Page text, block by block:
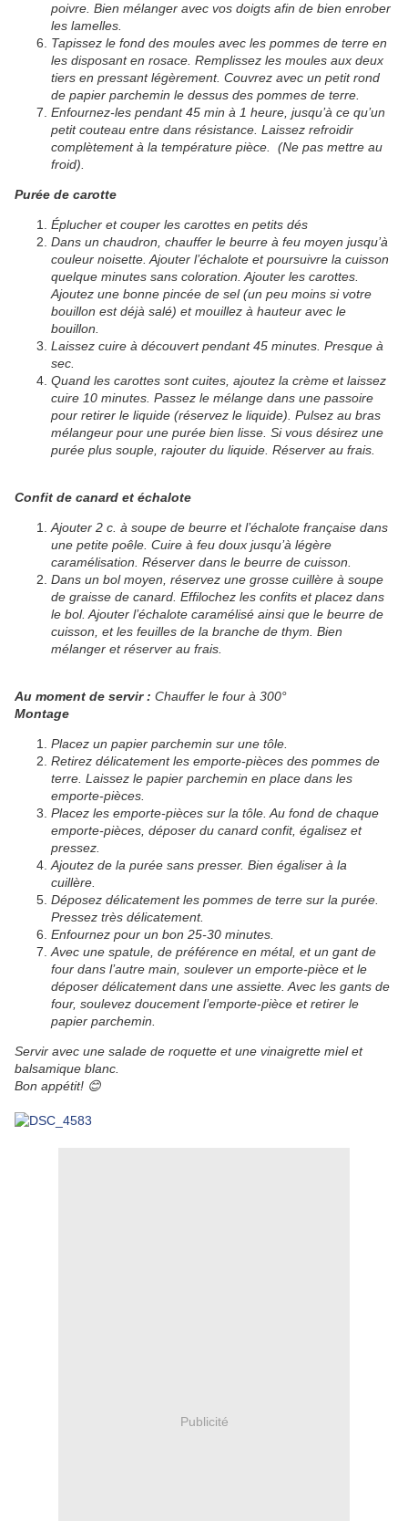
poivre. Bien mélanger avec vos doigts afin de bien enrober
les lamelles.
Tapissez le fond des moules avec les pommes de terre en
les disposant en rosace. Remplissez les moules aux deux
tiers en pressant légèrement. Couvrez avec un petit rond
de papier parchemin le dessus des pommes de terre.
Enfournez-les pendant 45 min à 1 heure, jusqu’à ce qu’un
petit couteau entre dans résistance. Laissez refroidir
complètement à la température pièce. (Ne pas mettre au
froid).
Purée de carotte
Éplucher et couper les carottes en petits dés
Dans un chaudron, chauffer le beurre à feu moyen jusqu’à
couleur noisette. Ajouter l’échalote et poursuivre la cuisson
quelque minutes sans coloration. Ajouter les carottes.
Ajoutez une bonne pincée de sel (un peu moins si votre
bouillon est déjà salé) et mouillez à hauteur avec le
bouillon.
Laissez cuire à découvert pendant 45 minutes. Presque à
sec.
Quand les carottes sont cuites, ajoutez la crème et laissez
cuire 10 minutes. Passez le mélange dans une passoire
pour retirer le liquide (réservez le liquide). Pulsez au bras
mélangeur pour une purée bien lisse. Si vous désirez une
purée plus souple, rajouter du liquide. Réserver au frais.
Confit de canard et échalote
Ajouter 2 c. à soupe de beurre et l’échalote française dans
une petite poêle. Cuire à feu doux jusqu’à légère
caramélisation. Réserver dans le beurre de cuisson.
Dans un bol moyen, réservez une grosse cuillère à soupe
de graisse de canard. Effilochez les confits et placez dans
le bol. Ajouter l’échalote caramélisé ainsi que le beurre de
cuisson, et les feuilles de la branche de thym. Bien
mélanger et réserver au frais.
Au moment de servir : Chauffer le four à 300°
Montage
Placez un papier parchemin sur une tôle.
Retirez délicatement les emporte-pièces des pommes de
terre. Laissez le papier parchemin en place dans les
emporte-pièces.
Placez les emporte-pièces sur la tôle. Au fond de chaque
emporte-pièces, déposer du canard confit, égalisez et
pressez.
Ajoutez de la purée sans presser. Bien égaliser à la
cuillère.
Déposez délicatement les pommes de terre sur la purée.
Pressez très délicatement.
Enfournez pour un bon 25-30 minutes.
Avec une spatule, de préférence en métal, et un gant de
four dans l’autre main, soulever un emporte-pièce et le
déposer délicatement dans une assiette. Avec les gants de
four, soulevez doucement l’emporte-pièce et retirer le
papier parchemin.
Servir avec une salade de roquette et une vinaigrette miel et
balsamique blanc.
Bon appétit! 😊
Publicité